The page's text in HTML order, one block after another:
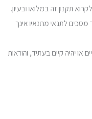
לתנאי מתנאיו אינך
יהיה קיים בעתיד, והוראות